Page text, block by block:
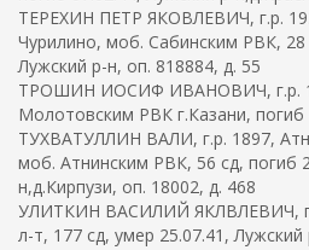
ТЕРЕХИН ПЕТР ЯКОВЛЕВИЧ, г.р.
Чурилино, моб. Сабинским РВК, 28
Лужский р-н, оп. 818884, д. 55
ТРОШИН ИОСИФ ИВАНОВИЧ, г.р.
Молотовским РВК г.Казани, погиб
ТУХВАТУЛЛИН ВАЛИ, г.р. 1897,
моб. Атнинским РВК, 56 сд, погиб
н,д.Кирпузи, оп. 18002, д. 468
УЛИТКИН ВАСИЛИЙ ЯКЛВЛЕВИЧ,
л-т, 177 сд, умер 25.07.41, Лужский